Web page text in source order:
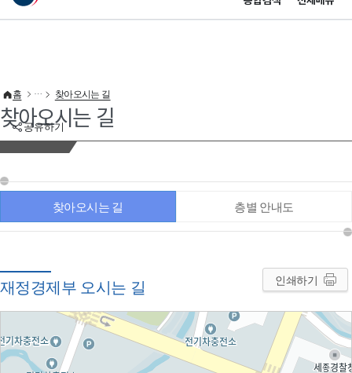
이 누리집은 대한민국 공식 전자정부 누리집입니다.
공유하기
홈 찾아오시는 길
찾아오시는 길
찾아오시는 길 층별 안내도
재정경제부 오시는 길 인쇄하기